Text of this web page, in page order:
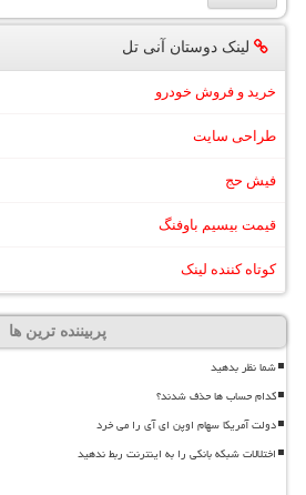
لینک دوستان آنی تل
خرید و فروش خودرو
طراحی سایت
فیش حج
قیمت بیسیم باوفنگ
کوتاه کننده لینک
پربیننده ترین ها
شما نظر بدهید
کدام حساب ها حذف شدند؟
دولت آمریکا سهام اوپن ای آی را می خرد
اختلالات شبکه بانکی را به اینترنت ربط ندهید